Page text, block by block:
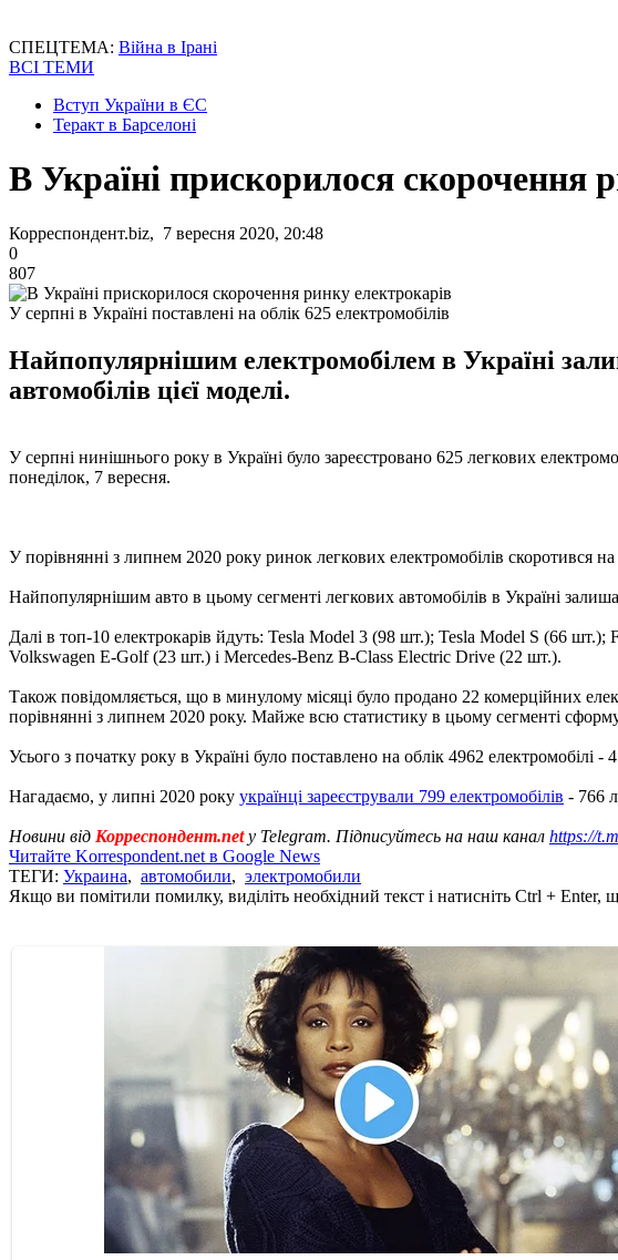
СПЕЦТЕМА: Війна в Ірані
ВСІ ТЕМИ
Вступ України в ЄС
Теракт в Барселоні
В Україні прискорилося скорочення
Корреспондент.biz, 7 вересня 2020, 20:48
0
807
У серпні в Україні поставлені на облік 625 електромобілів
Найпопулярнішим електромобілем в Україні
автомобілів цієї моделі.
У серпні нинішнього року в Україні було зареєстровано 625 легкових
понеділок, 7 вересня.
У порівнянні з липнем 2020 року ринок легкових електромобілів скоротився
Найпопулярнішим авто в цьому сегменті легкових автомобілів в Україні
Далі в топ-10 електрокарів йдуть: Tesla Model 3 (98 шт.); Tesla Model S (66
Volkswagen Е-Golf (23 шт.) і Mercedes-Benz B-Class Electric Drive (22 шт.).
Також повідомляється, що в минулому місяці було продано 22 комерційних
порівнянні з липнем 2020 року. Майже всю статистику в цьому сегменті
Усього з початку року в Україні було поставлено на облік 4962 електромобілі
Нагадаємо, у липні 2020 року українці зареєстрували 799 електромобілів - 766
Новини від Корреспондент.netу Telegram. Підписуйтесь на наш канал https://
Читайте Korrespondent.net в Google News
ТЕГИ: Украина, автомобили, электромобили
Якщо ви помітили помилку, виділіть необхідний текст і натисніть Ctrl + Enter,